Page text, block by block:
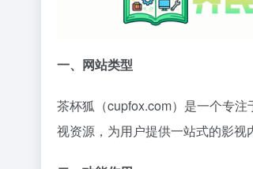
一、网站类型
茶杯狐（cupfox.com）是一个专
视资源，为用户提供一站式的影视